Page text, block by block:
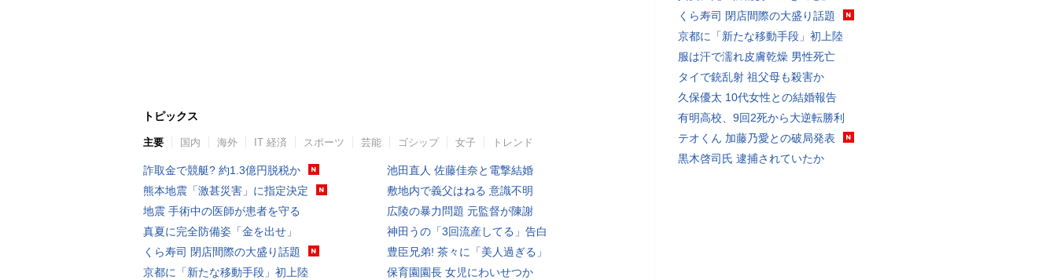
トピックス
主要 国内 海外 IT 経済 スポーツ 芸能 ゴシップ 女子 トレンド
詐取金で競艇? 約1.3億円脱税か
熊本地震「激甚災害」に指定決定
地震 手術中の医師が患者を守る
真夏に完全防備姿「金を出せ」
くら寿司 閉店間際の大盛り話題
京都に「新たな移動手段」初上陸
池田直人 佐藤佳奈と電撃結婚
敷地内で義父はねる 意識不明
広陵の暴力問題 元監督が陳謝
神田うの「3回流産してる」告白
豊臣兄弟! 茶々に「美人過ぎる」
保育園園長 女児にわいせつか
くら寿司 閉店間際の大盛り話題
京都に「新たな移動手段」初上陸
服は汗で濡れ皮膚乾燥 男性死亡
タイで銃乱射 祖父母も殺害か
久保優太 10代女性との結婚報告
有明高校、9回2死から大逆転勝利
テオくん 加藤乃愛との破局発表
黒木啓司氏 逮捕されていたか